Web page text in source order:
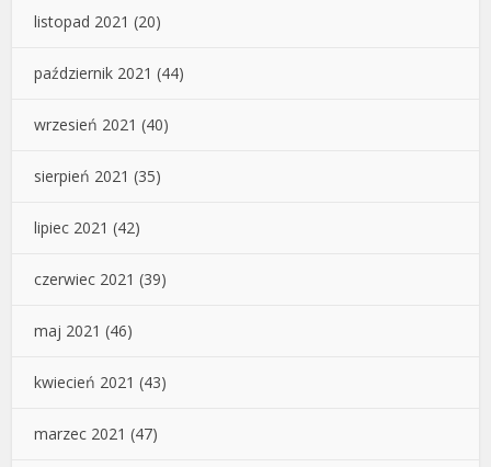
listopad 2021 (20)
październik 2021 (44)
wrzesień 2021 (40)
sierpień 2021 (35)
lipiec 2021 (42)
czerwiec 2021 (39)
maj 2021 (46)
kwiecień 2021 (43)
marzec 2021 (47)